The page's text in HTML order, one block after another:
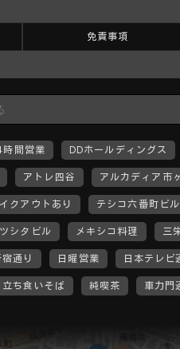
免責事項
時間営業 DDホールディングス
アトレ四谷 アルカディア市
クアウトあり テシコ六番町ビル
シタビル メキシコ料理 三
通り 日曜営業 日本テレビ
立ち食いそば 純喫茶 車力門